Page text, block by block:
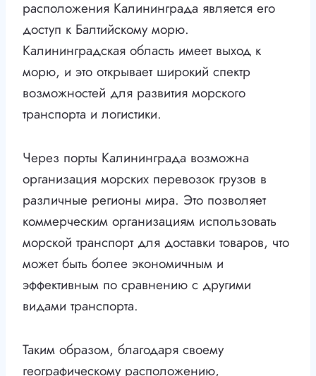
расположения Калининграда является его
доступ к Балтийскому морю.
Калининградская область имеет выход к
морю, и это открывает широкий спектр
возможностей для развития морского
транспорта и логистики.
Через порты Калининграда возможна
организация морских перевозок грузов в
различные регионы мира. Это позволяет
коммерческим организациям использовать
морской транспорт для доставки товаров, что
может быть более экономичным и
эффективным по сравнению с другими
видами транспорта.
Таким образом, благодаря своему
географическому расположению,